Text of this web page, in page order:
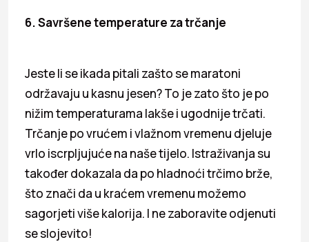
6. Savršene temperature za trčanje
Jeste li se ikada pitali zašto se maratoni
održavaju u kasnu jesen? To je zato što je po
nižim temperaturama lakše i ugodnije trčati.
Trčanje po vrućem i vlažnom vremenu djeluje
vrlo iscrpljujuće na naše tijelo. Istraživanja su
također dokazala da po hladnoći trčimo brže,
što znači da u kraćem vremenu možemo
sagorjeti više kalorija. I ne zaboravite odjenuti
se slojevito!